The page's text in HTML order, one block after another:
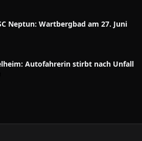
Neptun: Wartbergbad am 27. Juni
Autofahrerin stirbt nach Unfall